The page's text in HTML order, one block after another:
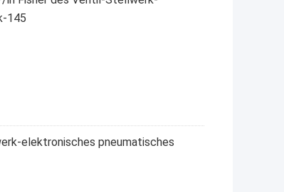
145
elektronisches pneumatisches